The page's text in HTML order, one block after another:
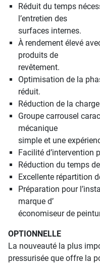
Réduit du temps
l’entretien des
surfaces internes.
À rendement élevé
produits de
revêtement.
Optimisation de la
réduit.
Réduction de la
Groupe carrousel
mécanique
simple et une
Facilité d’intervention
Réduction du temps
Excellente répartition
Préparation pour
marque d’
économiseur de
OPTIONNELLE
La nouveauté la plus
pressurisée que offre la